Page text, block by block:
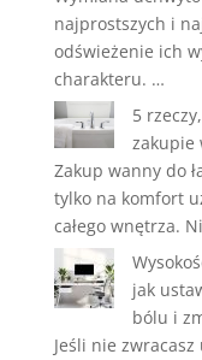
najprostszych i
odświeżenie ich
charakteru. …
5
zakupie
Zakup wanny do
tylko na komfort
całego wnętrza.
jak
bólu i
Jeśli nie